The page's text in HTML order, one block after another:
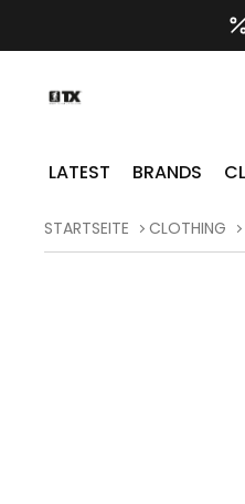
LATEST BRANDS
STARTSEITE CLOTHING